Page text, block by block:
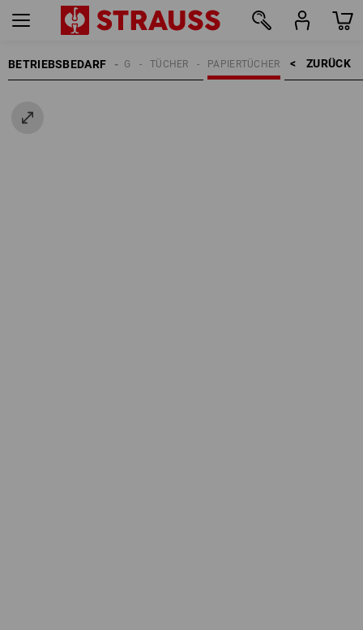
BETRIEBSBEDARF ZURÜCK    >
PAPIERTÜCHER
TÜCHER
REINIGUNG